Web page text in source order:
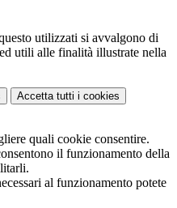
utilizzati si avvalgono di
utili alle finalità illustrate nella
Accetta tutti i cookies
quali cookie consentire.
il funzionamento della
al funzionamento potete